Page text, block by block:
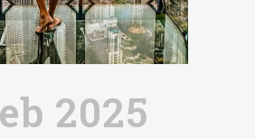
2025